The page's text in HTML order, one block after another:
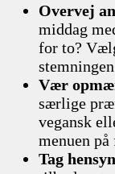
Overvej
middag
for to?
Vær
særlige
vegansk
menuen på
Tag